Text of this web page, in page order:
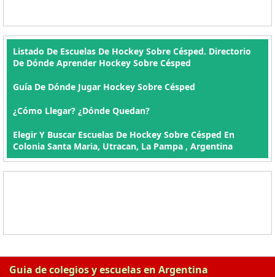
Listado De Escuelas De Hockey Sobre Césped. Directorio
De Dónde Aprender Hockey Sobre Césped
Guía De Dónde Jugar Hockey Sobre Césped
¿Cómo Llegar? ¿Dónde Quedan?
Elegir Y Buscar Escuelas De Hockey Sobre Césped En
Colonia Santa Maria, Utracan, La Pampa , Argentina
Guia de colegios y escuelas en Argentina